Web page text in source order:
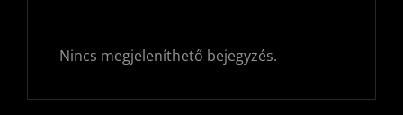
Nincs megjeleníthető bejegyzés.